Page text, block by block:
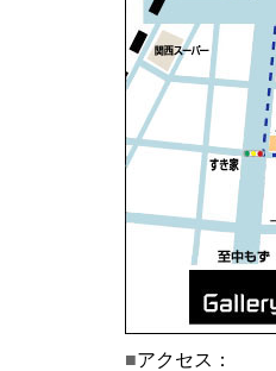
■アクセス：